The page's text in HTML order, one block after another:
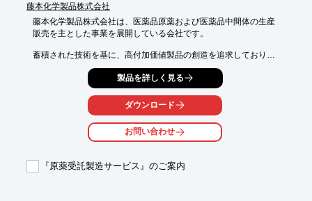
藤本化学製品株式会社
藤本化学製品株式会社は、医薬品原薬および医薬品中間体の生産
販売を主とした事業を展開している会社です。
蓄積された技術を基に、高付加価値製品の創造を追求しており、
充実した設備と人材から優れた製品を生み出します。
信頼される商品をご提供いたしますので、ご要望の際は、
お気軽にお問合せください。
■医薬品原薬、医薬品中間体などの有機機能材料の開発、商社活
※詳しくはカタログをご覧頂くか、お気軽にお問い合わせ下さ
製品を詳しく見る
ダウンロード
お問い合わせ
『原薬受託製造サービス』のご案内